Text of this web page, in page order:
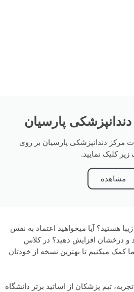
پارسیان
مرکز دندانپزشکی پارسیان بر روی
زیر کلیک نمایید.
مشاهده
هستید؟ آیا میخواهید اعتماد به نفس
و درخشان افزایش دهید؟ در کلاس
کمک میکنیم تا بهترین نسخه از خودتان
تیم پزشکان از اساتید برتر دانشگاه